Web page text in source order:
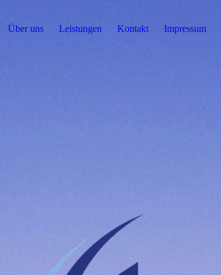
Über uns Leistungen Kontakt Impressum